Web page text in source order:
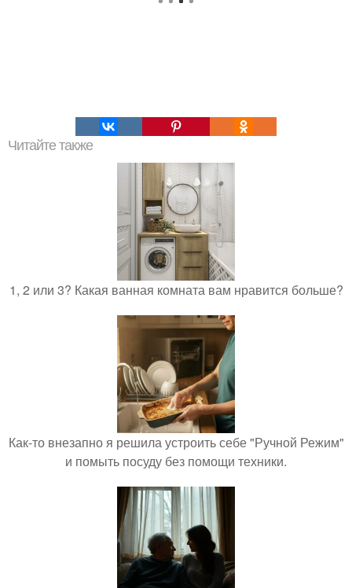
Читайте также
1, 2 или 3? Какая ванная комната вам нравится больше?
Как-то внезапно я решила устроить себе "Ручной Режим"
и помыть посуду без помощи техники.